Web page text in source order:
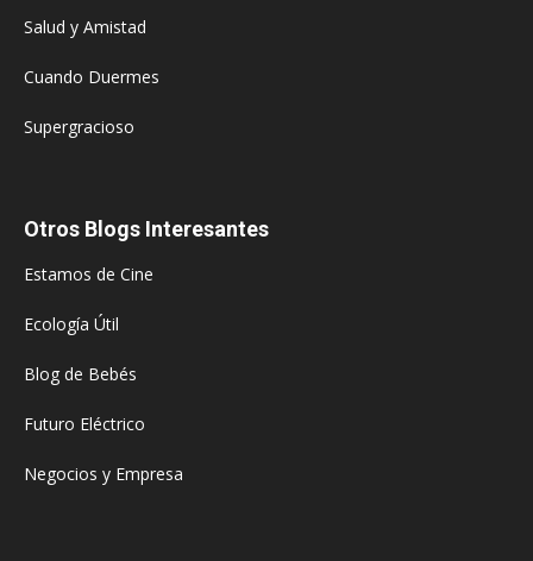
Salud y Amistad
Cuando Duermes
Supergracioso
Otros Blogs Interesantes
Estamos de Cine
Ecología Útil
Blog de Bebés
Futuro Eléctrico
Negocios y Empresa